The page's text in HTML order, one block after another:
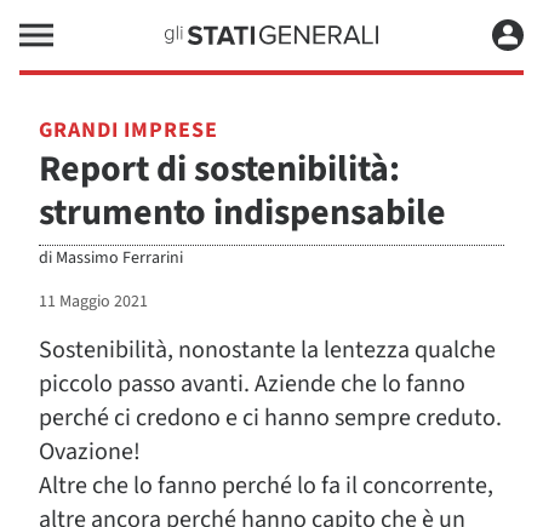
GRANDI IMPRESE
Report di sostenibilità:
strumento indispensabile
di Massimo Ferrarini
11 Maggio 2021
Sostenibilità, nonostante la lentezza qualche
piccolo passo avanti. Aziende che lo fanno
perché ci credono e ci hanno sempre creduto.
Ovazione!
Altre che lo fanno perché lo fa il concorrente,
altre ancora perché hanno capito che è un